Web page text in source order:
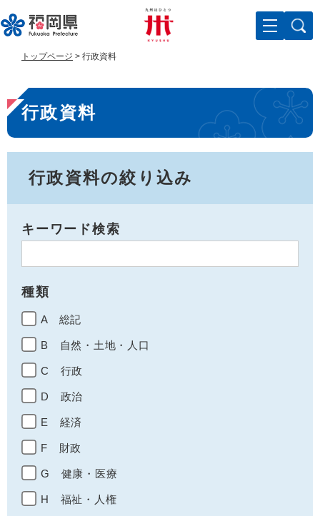
ー
ジ
で
す
ニ
ュ
ば
し
トップページ > 行政資料
本
文
行政資料
行政資料の絞り込み
キーワード検索
種類
A 総記
B 自然・土地・人口
C 行政
D 政治
E 経済
F 財政
G 健康・医療
H 福祉・人権